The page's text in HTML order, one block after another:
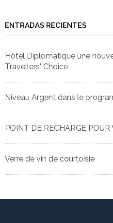
ENTRADAS RECIENTES
Hôtel Diplomatique une
Travellers' Choice
Niveau Argent dans le
POINT DE RECHARGE
Verre de vin de courtoisie